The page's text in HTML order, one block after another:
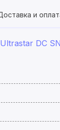
и
DC